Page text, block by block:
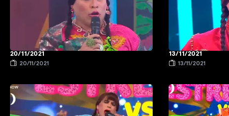
20/11/2021
20/11/2021
13/11/2021
13/11/2021